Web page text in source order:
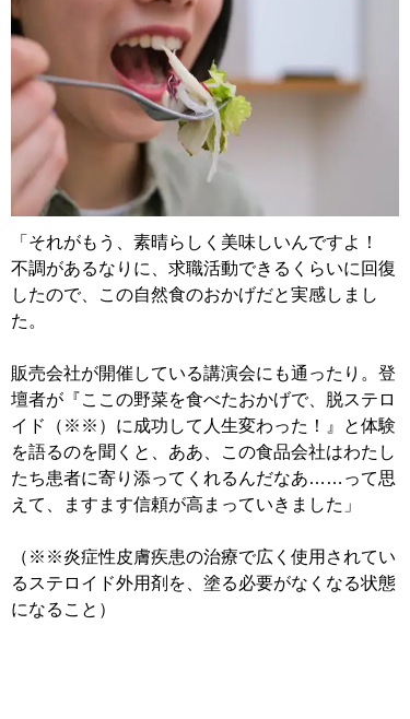
「それがもう、素晴らしく美味しいんですよ！
不調があるなりに、求職活動できるくらいに回復
したので、この自然食のおかげだと実感しまし
た。
販売会社が開催している講演会にも通ったり。登
壇者が『ここの野菜を食べたおかげで、脱ステロ
イド（※※）に成功して人生変わった！』と体験
を語るのを聞くと、ああ、この食品会社はわたし
たち患者に寄り添ってくれるんだなあ……って思
えて、ますます信頼が高まっていきました」
（※※炎症性皮膚疾患の治療で広く使用されてい
るステロイド外用剤を、塗る必要がなくなる状態
になること）